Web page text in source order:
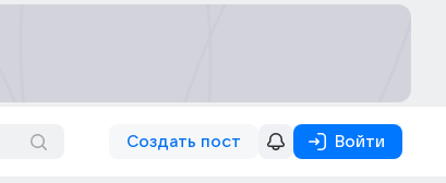
Создать пост Войти